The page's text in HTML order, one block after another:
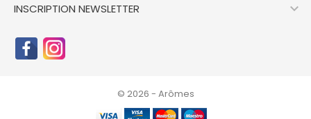
INSCRIPTION NEWSLETTER 
© 2026 - Arômes